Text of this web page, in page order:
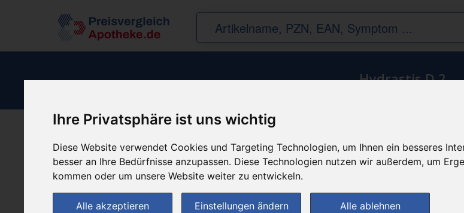
Ihre Privatsphäre ist uns wichtig
Diese Website verwendet Cookies und Targeting Technologien, um Ihnen ein besseres
besser an Ihre Bedürfnisse anzupassen. Diese Technologien nutzen wir außerdem, um
kommen oder um unsere Website weiter zu entwickeln.
Alle akzeptieren Einstellungen ändern Alle ablehnen
Hydrastis D 2
Produkt empfehlen